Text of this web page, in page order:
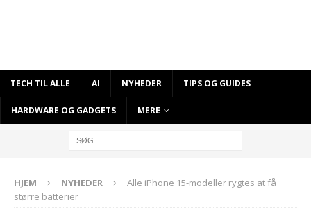
TECH TIL ALLE AI NYHEDER TIPS OG GUIDES
HARDWARE OG GADGETS MERE
HJEM NYHEDER
Alle iPhone 15-modeller rygtes at få
større batterier